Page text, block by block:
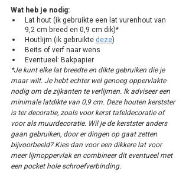
Wat heb je nodig:
Lat hout (ik gebruikte een lat vurenhout van
9,2 cm breed en 0,9 cm dik)*
Houtlijm (ik gebruikte deze)
Beits of verf naar wens
Eventueel: Bakpapier
*Je kunt elke lat breedte en dikte gebruiken die je
maar wilt. Je hebt echter wel genoeg oppervlakte
nodig om de zijkanten te verlijmen. Ik adviseer een
minimale latdikte van 0,9 cm. Deze houten kerstster
is ter decoratie, zoals voor kerst tafeldecoratie of
voor als muurdecoratie. Wil je de kerstster anders
gaan gebruiken, door er dingen op gaat zetten
bijvoorbeeld? Kies dan voor een dikkere lat voor
meer lijmoppervlak en combineer dit eventueel met
een pocket hole schroefverbinding.